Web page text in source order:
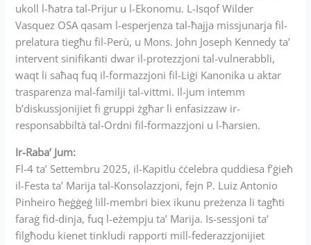
ukoll l-ħatra tal-Prijur u l-Ekonomu. L-Isqof Wilder
Vasquez OSA qasam l-esperjenza tal-ħajja missjunarja fil-
prelatura tiegħu fil-Perù, u Mons. John Joseph Kennedy ta’
intervent sinifikanti dwar il-protezzjoni tal-vulnerabbli,
waqt li saħaq fuq il-formazzjoni fil-Liġi Kanonika u aktar
trasparenza mal-familji tal-vittmi. Il-jum intemm
b’diskussjonijiet fi gruppi żgħar li enfasizzaw ir-
responsabbiltà tal-Ordni fil-formazzjoni u l-ħarsien.
Ir-Raba’ Jum:
Fl-4 ta’ Settembru 2025, il-Kapitlu ċċelebra quddiesa f’ġieħ
il-Festa ta’ Marija tal-Konsolazzjoni, fejn P. Luiz Antonio
Pinheiro ħeġġeġ lill-membri biex ikunu preżenza li tagħti
faraġ fid-dinja, fuq l-eżempju ta’ Marija. Is-sessjoni ta’
filgħodu kienet tinkludi rapporti mill-federazzjonijiet